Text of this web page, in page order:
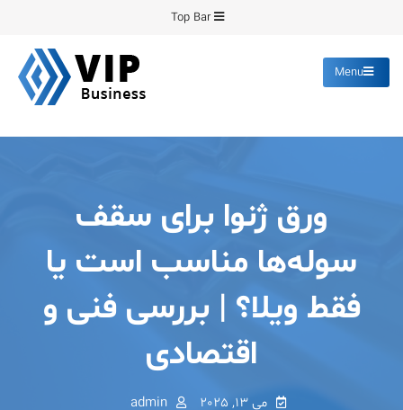
content
Top Bar
Menu
ورق ژنوا برای سقف
سوله‌ها مناسب است یا
فقط ویلا؟ | بررسی فنی و
اقتصادی
می 13, 2025 admin